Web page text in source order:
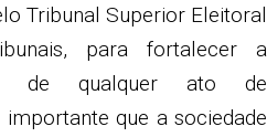
Tribunal Superior Eleitoral
para fortalecer a
de qualquer ato de
que a sociedade